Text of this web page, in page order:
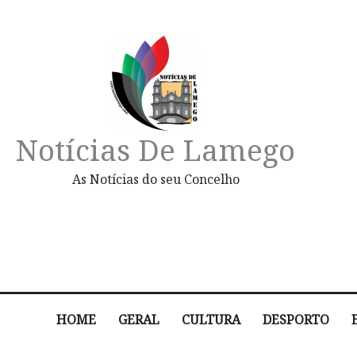
Notícias De Lamego
As Notícias do seu Concelho
HOME GERAL CULTURA DESPORTO